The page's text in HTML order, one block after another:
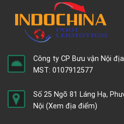
Công ty CP Bưu vận Nội
MST: 0107912577
Số 25 Ngõ 81 Láng Hạ,
Nội (Xem địa điểm)